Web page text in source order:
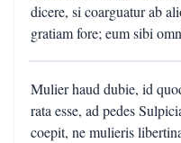
dicere, si coarguatur ab
gratiam fore; eum sibi
Mulier haud dubie, id
rata esse, ad pedes
coepit, ne mulieris